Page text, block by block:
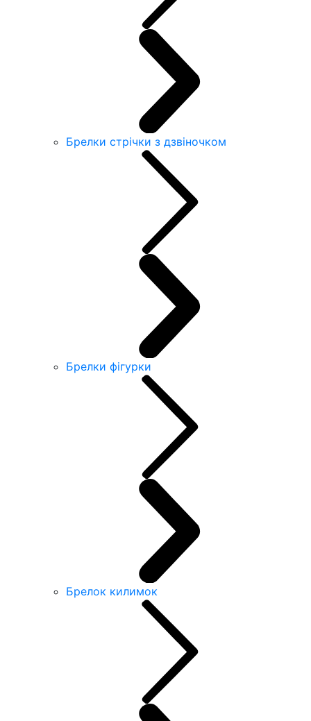
Брелки стрічки з дзвіночком
Брелки фігурки
Брелок килимок